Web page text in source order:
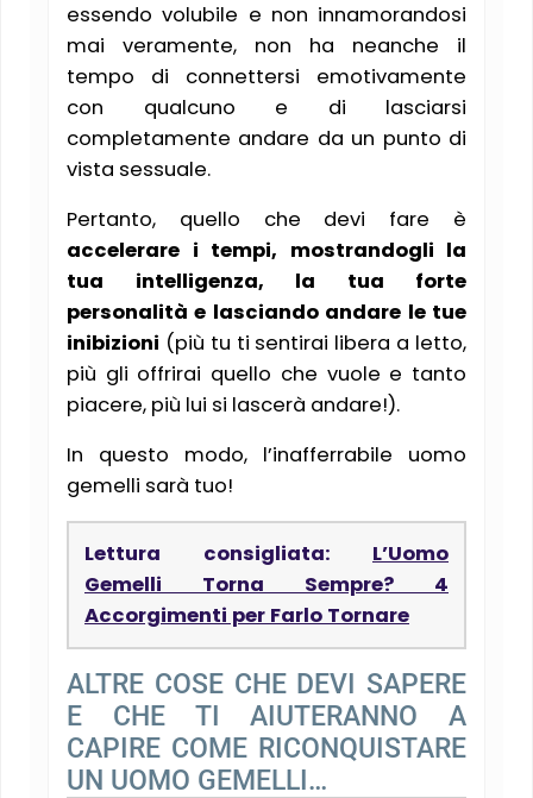
essendo volubile e non innamorandosi
mai veramente, non ha neanche il
tempo di connettersi emotivamente
con qualcuno e di lasciarsi
completamente andare da un punto di
vista sessuale.
Pertanto, quello che devi fare è
accelerare i tempi, mostrandogli la
tua intelligenza, la tua forte
personalità e lasciando andare le tue
inibizioni (più tu ti sentirai libera a letto,
più gli offrirai quello che vuole e tanto
piacere, più lui si lascerà andare!).
In questo modo, l’inafferrabile uomo
gemelli sarà tuo!
Lettura consigliata: L’Uomo
Gemelli Torna Sempre? 4
Accorgimenti per Farlo Tornare
ALTRE COSE CHE DEVI SAPERE
E CHE TI AIUTERANNO A
CAPIRE COME RICONQUISTARE
UN UOMO GEMELLI…